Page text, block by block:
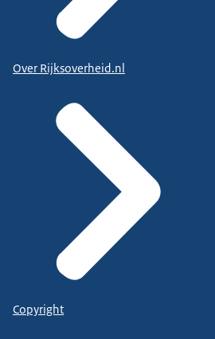
Over Rijksoverheid.nl
Copyright